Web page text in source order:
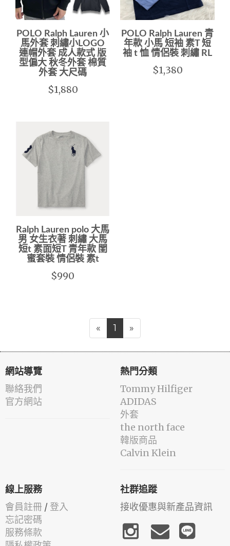
POLO Ralph Lauren 小
馬外套 刺繡小LOGO
連帽外套 成人款式 版
型偏大 秋冬外套 棉質
外套 大尺碼
$1,880
POLO Ralph Lauren 青
年款 小馬 短袖 素T 短
袖 t 恤 情侶裝 刺繡 RL
$1,380
Ralph Lauren polo 大馬
男 女生衣著 刺繡 大馬
短t 素面短T 青年款 閨
蜜套裝 情侶裝 素t
$990
« 1 »
網站導覽
聯絡我們
官方網站
熱門分類
Tommy Hilfiger
ADIDAS
外套
the north face
韓版商品
Calvin Klein
線上服務
會員註冊 / 登入
忘記密碼
服務條款
社群追蹤
接收優惠與新產品資訊